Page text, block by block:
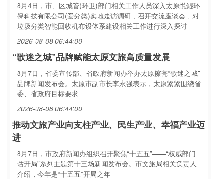
8月4日，市、区城管(环卫)部门相关工作人员深入太原悦鲲环
保科技有限公司(爱分类)实地走访调研，召开交流座谈会，对
垃圾分类智能回收机布设体系建设相关工作进行深入探讨
2026-08-08 06:44:00
“歌迷之城”品牌赋能太原文旅高质量发展
8月7日，省委宣传部、省政府新闻办举办太原擦亮“歌迷之城”
品牌新闻发布会。太原市副市长李永强表示，太原紧紧围绕省
委、省政府目标要求
2026-08-08 06:44:00
推动文旅产业向支柱产业、民生产业、幸福产业迈
进
8月7日，市政府新闻办组织召开聚焦“十五五”——“权威部门
话开局”系列主题第十三场新闻发布会。市文旅局相关负责人
介绍，今年是“十五五”开局之年